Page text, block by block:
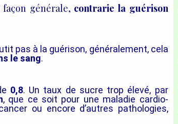
façon générale, contrarie la guérison
pas à la guérison, généralement,cela
le sang.
0,8. Un taux de sucre trop élevé, par
, que ce soit pour une maladie cardio-
ou encore d’autres pathologies,